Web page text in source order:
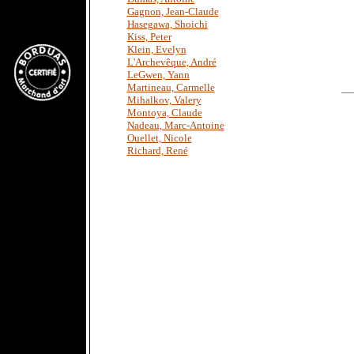
Gagnon, Jean-Claude
Hasegawa, Shoichi
Kiss, Peter
Klein, Evelyn
L'Archevêque, André
LeGwen, Yann
Martineau, Carmelle
Mihalkov, Valery
Montoya, Claude
Nadeau, Marc-Antoine
Ouellet, Nicole
Richard, René